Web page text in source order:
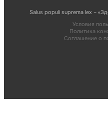
Salus populi suprema lex –
Условия
Политика
Соглашение о